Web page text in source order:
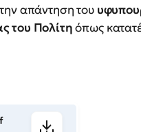
την απάντηση του
του Πολίτηόπως